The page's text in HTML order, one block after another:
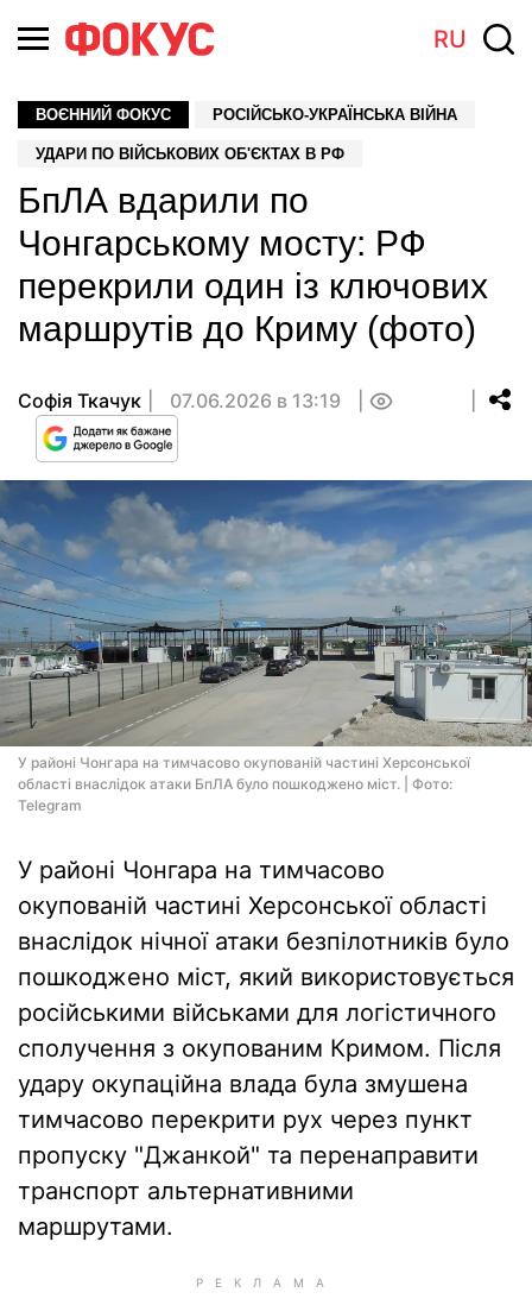
RU
ВОЄННИЙ ФОКУС РОСІЙСЬКО-УКРАЇНСЬКА ВІЙНА
УДАРИ ПО ВІЙСЬКОВИХ ОБ'ЄКТАХ В РФ
БпЛА вдарили по
Чонгарському мосту: РФ
перекрили один із ключових
маршрутів до Криму (фото)
Софія Ткачук 07.06.2026 в 13:19
У районі Чонгара на тимчасово окупованій частині Херсонської
області внаслідок атаки БпЛА було пошкоджено міст. | Фото:
Telegram
У районі Чонгара на тимчасово
окупованій частині Херсонської області
внаслідок нічної атаки безпілотників було
пошкоджено міст, який використовується
російськими військами для логістичного
сполучення з окупованим Кримом. Після
удару окупаційна влада була змушена
тимчасово перекрити рух через пункт
пропуску "Джанкой" та перенаправити
транспорт альтернативними
маршрутами.